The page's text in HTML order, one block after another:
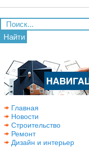
Найти
Главная
Новости
Строительство
Ремонт
Дизайн и интерьер